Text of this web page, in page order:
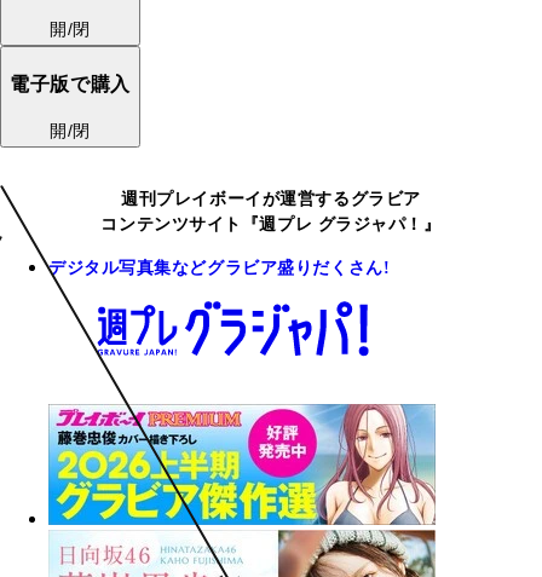
開/閉
電子版で購入
開/閉
週刊プレイボーイが運営するグラビア
コンテンツサイト『週プレ グラジャパ！』
デジタル写真集などグラビア盛りだくさん!